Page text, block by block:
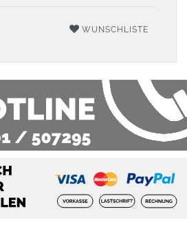
WUNSCHLISTE